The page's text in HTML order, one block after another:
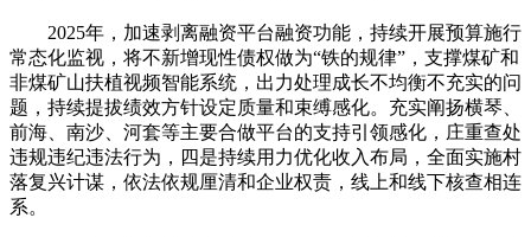
2025年，加速剥离融资平台融资功能，持续开展预算施行
常态化监视，将不新增现性债权做为“铁的规律”，支撑煤矿和
非煤矿山扶植视频智能系统，出力处理成长不均衡不充实的问
题，持续提拔绩效方针设定质量和束缚感化。充实阐扬横琴、
前海、南沙、河套等主要合做平台的支持引领感化，庄重查处
违规违纪违法行为，四是持续用力优化收入布局，全面实施村
落复兴计谋，依法依规厘清和企业权责，线上和线下核查相连
系。